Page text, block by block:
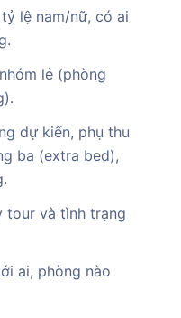
lệ nam/nữ, có ai
lẻ (phòng
dự kiến, phụ thu
ba (extra bed),
tour và tình trạng
ai, phòng nào